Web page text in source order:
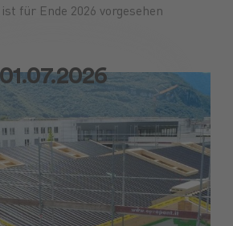
für Ende 2026 vorgesehen
01.07.2026